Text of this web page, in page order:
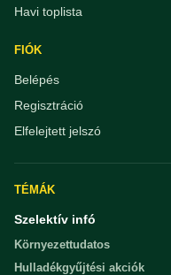
Havi toplista
FIÓK
Belépés
Regisztráció
Elfelejtett jelszó
TÉMÁK
Szelektív infó
Környezettudatos
Hulladékgyűjtési akciók